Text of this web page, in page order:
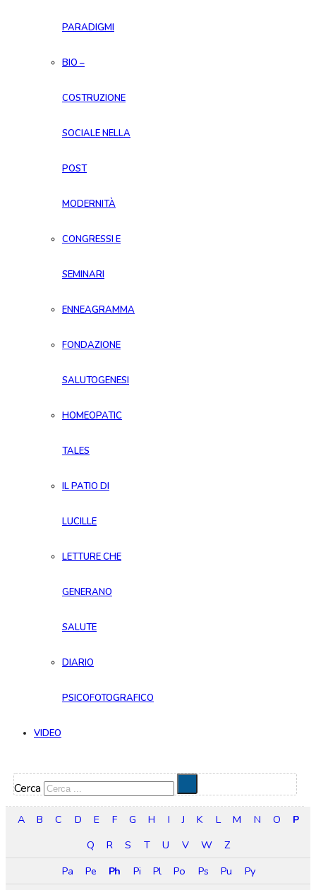
PARADIGMI
BIO –
COSTRUZIONE
SOCIALE NELLA
POST
MODERNITÀ
CONGRESSI E
SEMINARI
ENNEAGRAMMA
FONDAZIONE
SALUTOGENESI
HOMEOPATIC
TALES
IL PATIO DI
LUCILLE
LETTURE CHE
GENERANO
SALUTE
DIARIO
PSICOFOTOGRAFICO
VIDEO
Cerca
A B C D E F G H I J K L M N O
P
Q
R S T U V W
Z
Pa
Pe Ph Pi Pl Po Ps Pu Py